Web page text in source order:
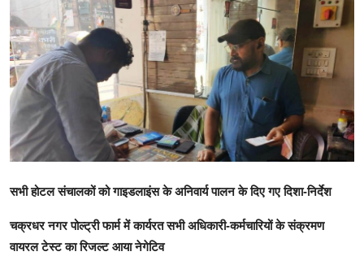
मनोरंजन
खेल
राजनीति
तकनीकि
Hindi
सभी होटल संचालकों को गाइडलाइंस के अनिवार्य पालन के दिए गए दिशा-निर्देश
चक्रधर नगर पोल्ट्री फार्म में कार्यरत सभी अधिकारी-कर्मचारियों के संक्रमण
वायरल टेस्ट का रिजल्ट आया नेगेटिव